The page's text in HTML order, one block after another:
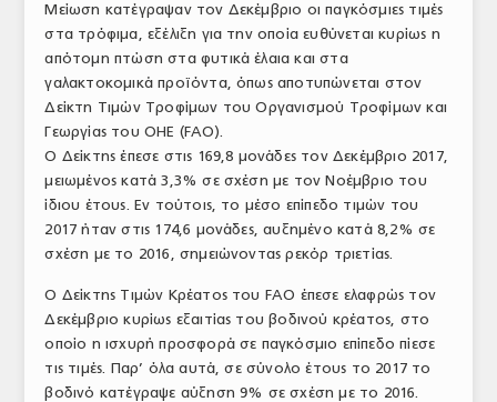
ΕΞΟΠΛΙΣΜΟΣ
ΥΠΗΡΕΣΙΕΣ
ΕΜΠΟΡΙΚΟΙ ΑΝΤΙΠΡΟΣΩΠΟΙ
ΝΟΜΟΘΕΣΙΑ
ΕΥΡΩΠΑΪΚΗ ΝΟΜΟΘΕΣΙΑ
ΤΟ ΠΕΡΙΟΔΙΚΟ
Profile
ΑΡΧΕΙΟ ΤΕΥΧΩΝ
Μείωση κατέγραψαν τον Δεκέμβριο οι παγκόσμιες τιμές
στα τρόφιμα, εξέλιξη για την οποία ευθύνεται κυρίως η
απότομη πτώση στα φυτικά έλαια και στα
γαλακτοκομικά προϊόντα, όπως αποτυπώνεται στον
Δείκτη Τιμών Τροφίμων του Οργανισμού Τροφίμων και
Γεωργίας του ΟΗΕ (FAO).
Ο Δείκτης έπεσε στις 169,8 μονάδες τον Δεκέμβριο 2017,
μειωμένος κατά 3,3% σε σχέση με τον Νοέμβριο του
ίδιου έτους. Εν τούτοις, το μέσο επίπεδο τιμών του
2017 ήταν στις 174,6 μονάδες, αυξημένο κατά 8,2% σε
σχέση με το 2016, σημειώνοντας ρεκόρ τριετίας.
Ο Δείκτης Τιμών Κρέατος του FAO έπεσε ελαφρώς τον
Δεκέμβριο κυρίως εξαιτίας του βοδινού κρέατος, στο
οποίο η ισχυρή προσφορά σε παγκόσμιο επίπεδο πίεσε
τις τιμές. Παρ’ όλα αυτά, σε σύνολο έτους το 2017 το
βοδινό κατέγραψε αύξηση 9% σε σχέση με το 2016.